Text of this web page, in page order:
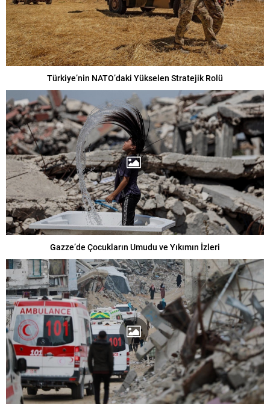
Türkiye’nin NATO’daki Yükselen Stratejik Rolü
Gazze’de Çocukların Umudu ve Yıkımın İzleri